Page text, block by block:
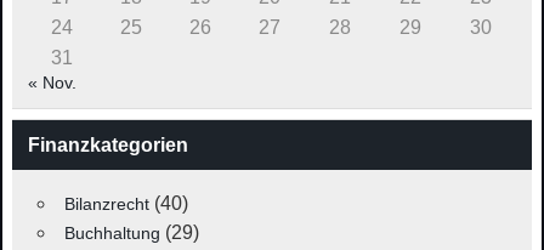
24
25 26 27 28 29
30
31
« Nov.
Finanzkategorien
Bilanzrecht(40)
Buchhaltung (29)